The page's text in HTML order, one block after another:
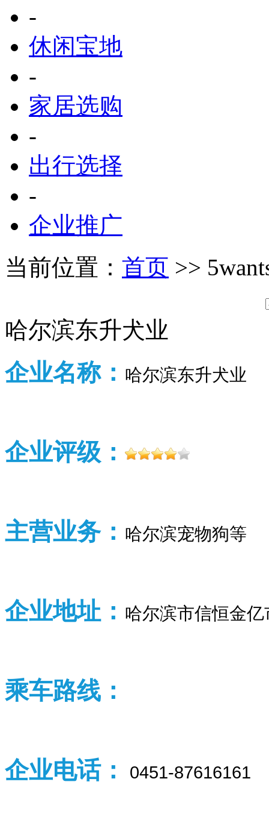
-
休闲宝地
-
家居选购
-
出行选择
-
企业推广
当前位置： 首页 >>
哈尔滨东升犬业
企业名称： 哈尔滨东升犬业
企业评级：
主营业务： 哈尔滨宠物狗等
企业地址： 哈尔滨市信恒金亿
乘车路线：
企业电话： 0451-87616161